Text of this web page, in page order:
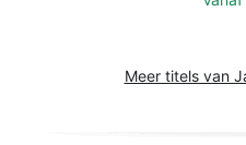
Meer titels van